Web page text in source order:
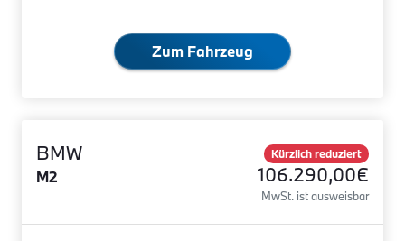
Zum Fahrzeug
BMW
M2
Kürzlich reduziert
106.290,00€
MwSt. ist ausweisbar